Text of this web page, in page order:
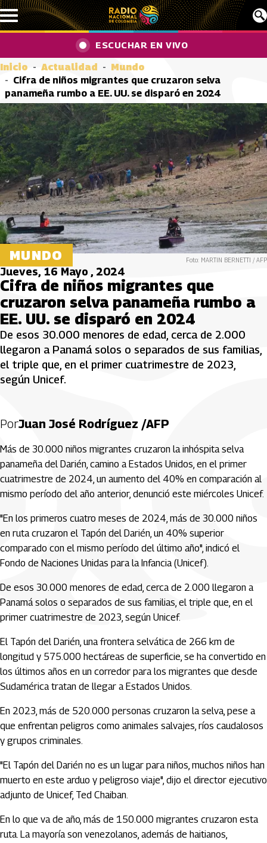
Pasar al contenido principal
ESCUCHAR EN VIVO
Inicio Actualidad
Mundo
Cifra de niños migrantes que cruzaron selva
panameña rumbo a EE. UU. se disparó en 2024
MUNDO Foto: MARTIN BERNETTI / AFP
Jueves, 16 Mayo , 2024
Cifra de niños migrantes que
cruzaron selva panameña rumbo a
EE. UU. se disparó en 2024
De esos 30.000 menores de edad, cerca de 2.000
llegaron a Panamá solos o separados de sus familias,
el triple que, en el primer cuatrimestre de 2023,
según Unicef.
PorJuan José Rodríguez /AFP
Más de 30.000 niños migrantes cruzaron la inhóspita selva
panameña del Darién, camino a Estados Unidos, en el primer
cuatrimestre de 2024, un aumento del 40% en comparación al
mismo período del año anterior, denunció este miércoles Unicef.
"En los primeros cuatro meses de 2024, más de 30.000 niños
en ruta cruzaron el Tapón del Darién, un 40% superior
comparado con el mismo período del último año", indicó el
Fondo de Naciones Unidas para la Infancia (Unicef).
De esos 30.000 menores de edad, cerca de 2.000 llegaron a
Panamá solos o separados de sus familias, el triple que, en el
primer cuatrimestre de 2023, según Unicef.
El Tapón del Darién, una frontera selvática de 266 km de
longitud y 575.000 hectáreas de superficie, se ha convertido en
los últimos años en un corredor para los migrantes que desde
Sudamérica tratan de llegar a Estados Unidos.
En 2023, más de 520.000 personas cruzaron la selva, pese a
que enfrentan peligros como animales salvajes, ríos caudalosos
y grupos criminales.
"El Tapón del Darién no es un lugar para niños, muchos niños han
muerto en este arduo y peligroso viaje", dijo el director ejecutivo
adjunto de Unicef, Ted Chaiban.
En lo que va de año, más de 150.000 migrantes cruzaron esta
ruta. La mayoría son venezolanos, además de haitianos,